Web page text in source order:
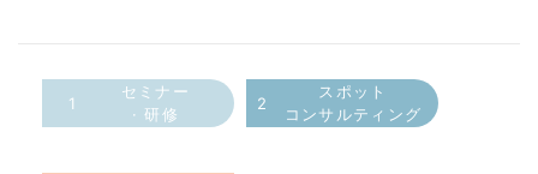
1
セミナー
· 研修
2
スポット
コンサルティング